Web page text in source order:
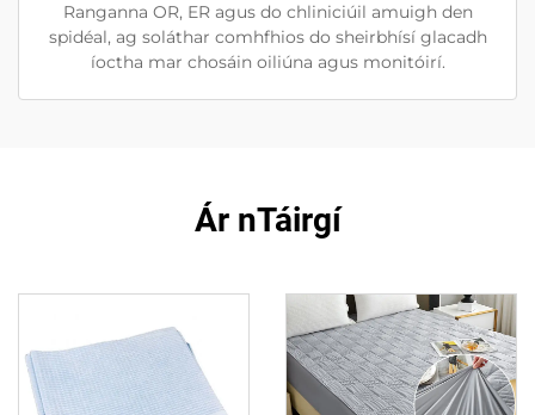
Ranganna OR, ER agus do chliniciúil amuigh den
spidéal, ag soláthar comhfhios do sheirbhísí glacadh
íoctha mar chosáin oiliúna agus monitóirí.
Ár nTáirgí